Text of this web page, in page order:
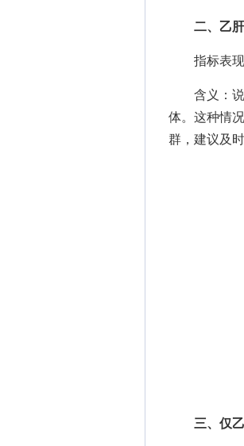
二、乙
指标表现
含义：说
体。这种情
群，建议及
三、仅